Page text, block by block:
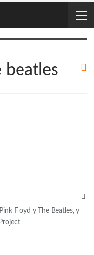
beatles
Floyd y The Beatles, y